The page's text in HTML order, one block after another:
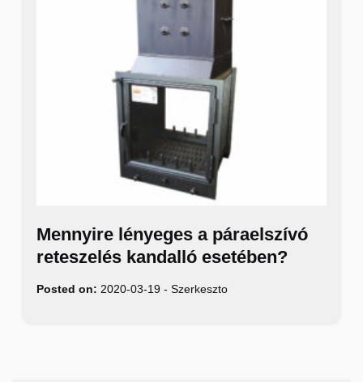
Mennyire lényeges a páraelszívó
reteszelés kandalló esetében?
Posted on: 2020-03-19 - Szerkeszto